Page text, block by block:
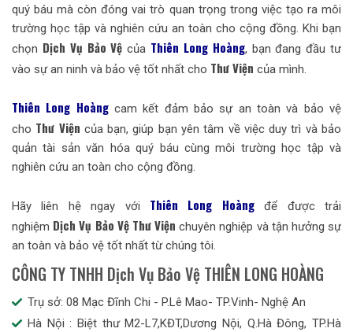
quý báu mà còn đóng vai trò quan trọng trong việc tạo ra môi
trường học tập và nghiên cứu an toàn cho cộng đồng. Khi bạn
chọn Dịch Vụ Bảo Vệ của Thiên Long Hoàng, bạn đang đầu tư
vào sự an ninh và bảo vệ tốt nhất cho Thư Viện của mình.
Thiên Long Hoàngcam kết đảm bảo sự an toàn và bảo vệ
cho Thư Viện của bạn, giúp bạn yên tâm về việc duy trì và bảo
quản tài sản văn hóa quý báu cùng môi trường học tập và
nghiên cứu an toàn cho cộng đồng.
Hãy liên hệ ngay với Thiên Long Hoàngđể được trải
nghiệm Dịch Vụ Bảo Vệ Thư Viện chuyên nghiệp và tận hưởng sự
an toàn và bảo vệ tốt nhất từ chúng tôi.
CÔNG TY TNHH Dịch Vụ Bảo Vệ THIÊN LONG HOÀNG
Trụ sở: 08 Mạc Đĩnh Chi - P.Lê Mao- TP.Vinh- Nghệ An
Hà Nội : Biệt thư M2-L7,KĐT,Dương Nội, Q.Hà Đông, TP.Hà